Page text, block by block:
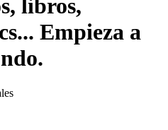
libros,
Empieza a